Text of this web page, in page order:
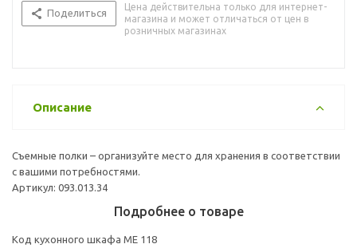
Поделиться
Цена действительна только для интернет-
магазина и может отличаться от цен в
розничных магазинах
Описание
Съемные полки – организуйте место для хранения в соответствии
с вашими потребностями.
Артикул: 093.013.34
Подробнее о товаре
Код кухонного шкафа ME 118